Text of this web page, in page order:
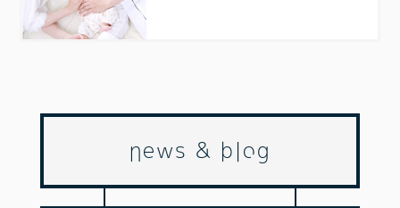
news & blog